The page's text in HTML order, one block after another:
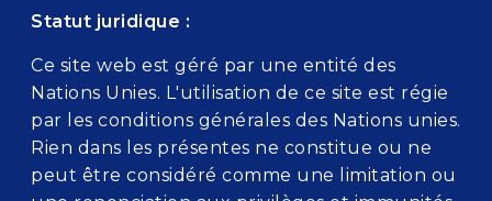
Statut juridique :
Ce site web est géré par une entité des
Nations Unies. L'utilisation de ce site est régie
par les conditions générales des Nations unies.
Rien dans les présentes ne constitue ou ne
peut être considéré comme une limitation ou